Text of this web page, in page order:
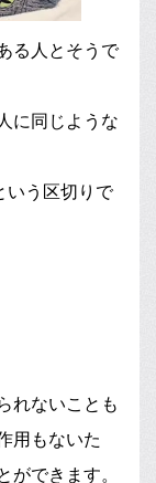
る人とそうで
に同じような
いう区切りで
れないことも
用もないた
ができます。